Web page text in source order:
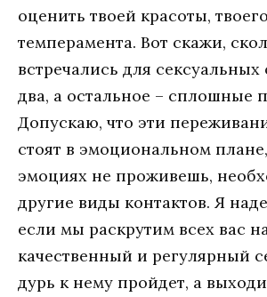
оценить твоей красоты, твоего
темперамента. Вот скажи,
встречались для
два, а остальное – сплошные
Допускаю, что эти
стоят в эмоциональном
эмоциях не проживешь,
другие виды контактов. Я
если мы раскрутим всех вас
качественный и регулярный
дурь к нему пройдет, а